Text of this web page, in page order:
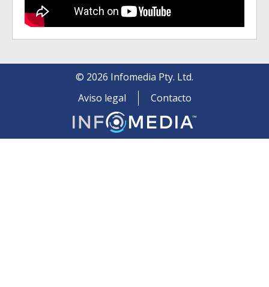
© 2026 Infomedia Pty. Ltd.
Aviso legal
Contacto